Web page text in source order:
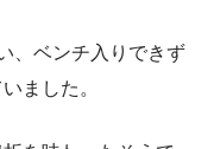
、ベンチ入りできず
ました。